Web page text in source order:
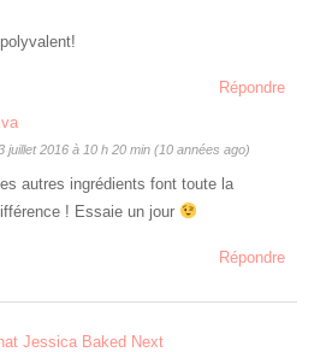
Répondre
juillet 2016 à 10 h 20 min (10 années ago)
autres ingrédients font toute la
! Essaie un jour
Répondre
Jessica Baked Next